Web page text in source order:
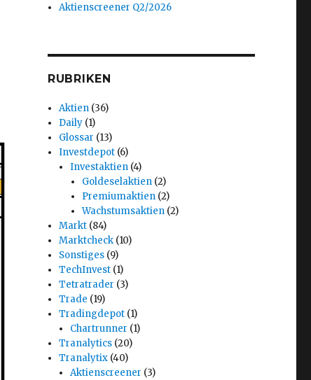
Aktienscreener Q2/2026
RUBRIKEN
Aktien (36)
Daily (1)
Glossar (13)
Investdepot (6)
Investaktien (4)
Goldeselaktien(2)
Premiumaktien(2)
Wachstumsaktien(2)
Markt (84)
Marktcheck (10)
Sonstiges (9)
TechInvest (1)
Tetratrader (3)
Trade (19)
Tradingdepot (1)
Chartrunner (1)
Tranalytics (20)
Tranalytix (40)
Aktienscreener (3)